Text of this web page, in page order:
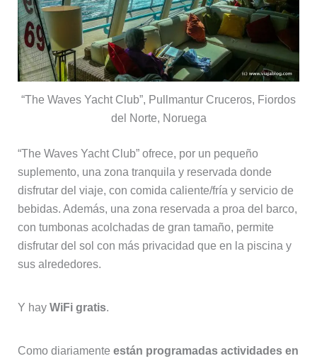
“The Waves Yacht Club”, Pullmantur Cruceros, Fiordos
del Norte, Noruega
“The Waves Yacht Club” ofrece, por un pequeño
suplemento, una zona tranquila y reservada donde
disfrutar del viaje, con comida caliente/fría y servicio de
bebidas. Además, una zona reservada a proa del barco,
con tumbonas acolchadas de gran tamaño, permite
disfrutar del sol con más privacidad que en la piscina y
sus alrededores.
Y hay WiFi gratis.
Como diariamente están programadas actividades en